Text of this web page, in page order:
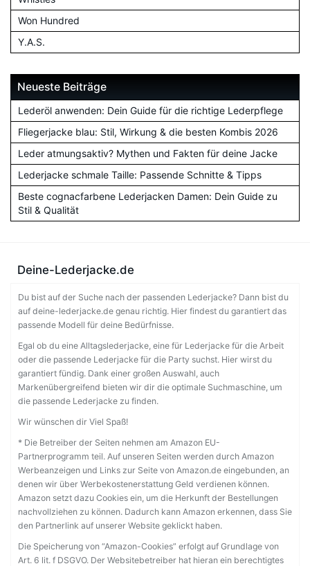
Won Hundred
Y.A.S.
Neueste Beiträge
Lederöl anwenden: Dein Guide für die richtige Lederpflege
Fliegerjacke blau: Stil, Wirkung & die besten Kombis 2026
Leder atmungsaktiv? Mythen und Fakten für deine Jacke
Lederjacke schmale Taille: Passende Schnitte & Tipps
Beste cognacfarbene Lederjacken Damen: Dein Guide zu
Stil & Qualität
Deine-Lederjacke.de
Du bist auf der Suche nach der passenden Lederjacke? Dann bist du
auf deine-lederjacke.de genau richtig. Hier findest du garantiert das
passende Modell für deine Bedürfnisse.
Egal ob du eine Alltagslederjacke, eine für Lederjacke für die Arbeit
oder die passende Lederjacke für die Party suchst. Hier wirst du
garantiert fündig. Dank einer großen Auswahl, auch
Markenübergreifend bieten wir dir die optimale Suchmaschine, um
die passende Lederjacke zu finden.
Wir wünschen dir Viel Spaß!
* Die Betreiber der Seiten nehmen am Amazon EU-
Partnerprogramm teil. Auf unseren Seiten werden durch Amazon
Werbeanzeigen und Links zur Seite von Amazon.de eingebunden, an
denen wir über Werbekostenerstattung Geld verdienen können.
Amazon setzt dazu Cookies ein, um die Herkunft der Bestellungen
nachvollziehen zu können. Dadurch kann Amazon erkennen, dass Sie
den Partnerlink auf unserer Website geklickt haben.
Die Speicherung von “Amazon-Cookies” erfolgt auf Grundlage von
Art. 6 lit. f DSGVO. Der Websitebetreiber hat hieran ein berechtigtes